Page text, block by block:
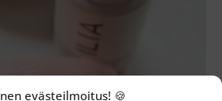
evästeilmoitus! 🍪